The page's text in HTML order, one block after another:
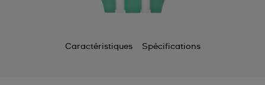
Caractéristiques Spécifications